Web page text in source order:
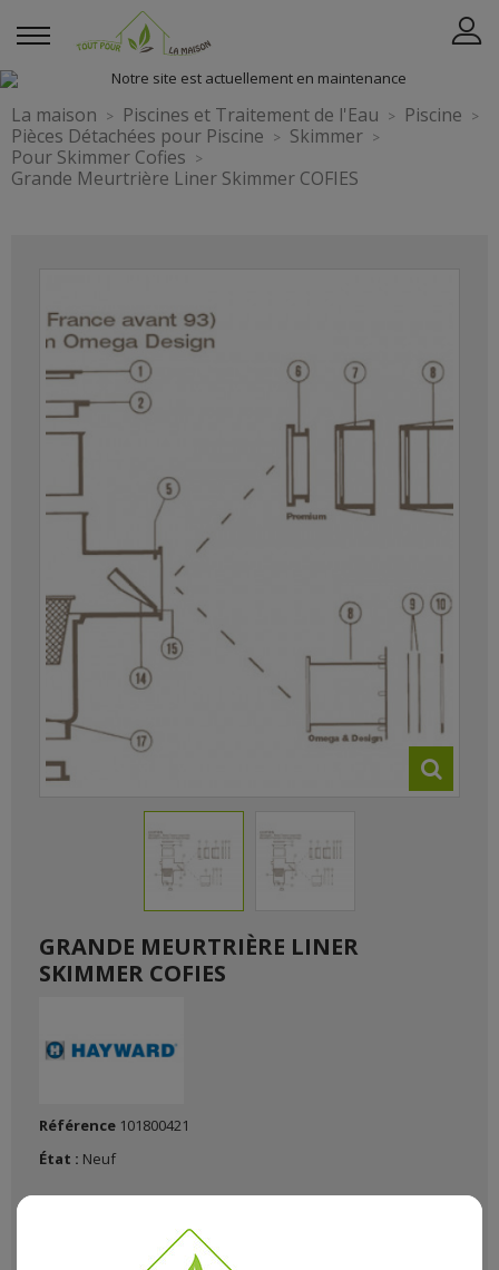
La maison Piscines et Traitement de l'Eau
Piscine
Pièces Détachées pour Piscine
Skimmer
Pour Skimmer Cofies
Grande Meurtrière Liner Skimmer COFIES
GRANDE MEURTRIÈRE LINER
SKIMMER COFIES
Référence 101800421
État : Neuf